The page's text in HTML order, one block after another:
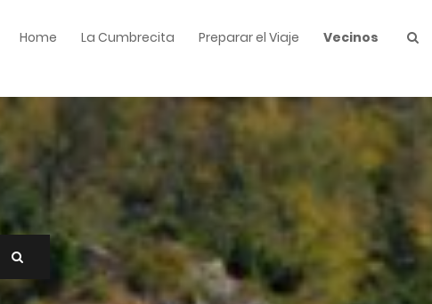
Home La Cumbrecita Preparar el Viaje Vecinos